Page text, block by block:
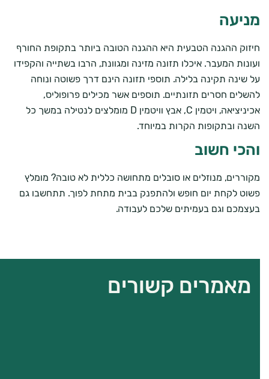
מניעה
חיזוק ההגנה הטבעית היא ההגנה הטובה ביותר בתקופת החורף
ועונות המעבר. איכלו תזונה מזינה ומגוונת, הרבו בשתייה והקפידו
על שינה תקינה בלילה. תוספי תזונה הינם דרך פשוטה ונוחה
להשלים חסרים תזונתיים. תוספים אשר מכילים פרופוליס,
אכיניציאה, ויטמין C, אבץ וויטמין D מומלצים לנטילה במשך כל
השנה ובתקופות הקרות במיוחד.
והכי חשוב
מקוררים, מנוזלים או סובלים מתחושה כללית לא טובה? מומלץ
פשוט לקחת יום חופש ולהתפנק בבית מתחת לפוך. תתחשבו גם
בעצמכם וגם בעמיתים שלכם לעבודה.
מאמרים קשורים